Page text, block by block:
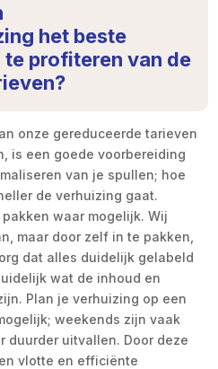
het beste
profiteren van de
onze gereduceerde tarieven
is een goede voorbereiding
van je spullen; hoe
de verhuizing gaat.
waar mogelijk. Wij
maar door zelf in te pakken,
dat alles duidelijk gelabeld
wat de inhoud en
Plan je verhuizing op een
weekends zijn vaak
duurder uitvallen. Door deze
vlotte en efficiënte